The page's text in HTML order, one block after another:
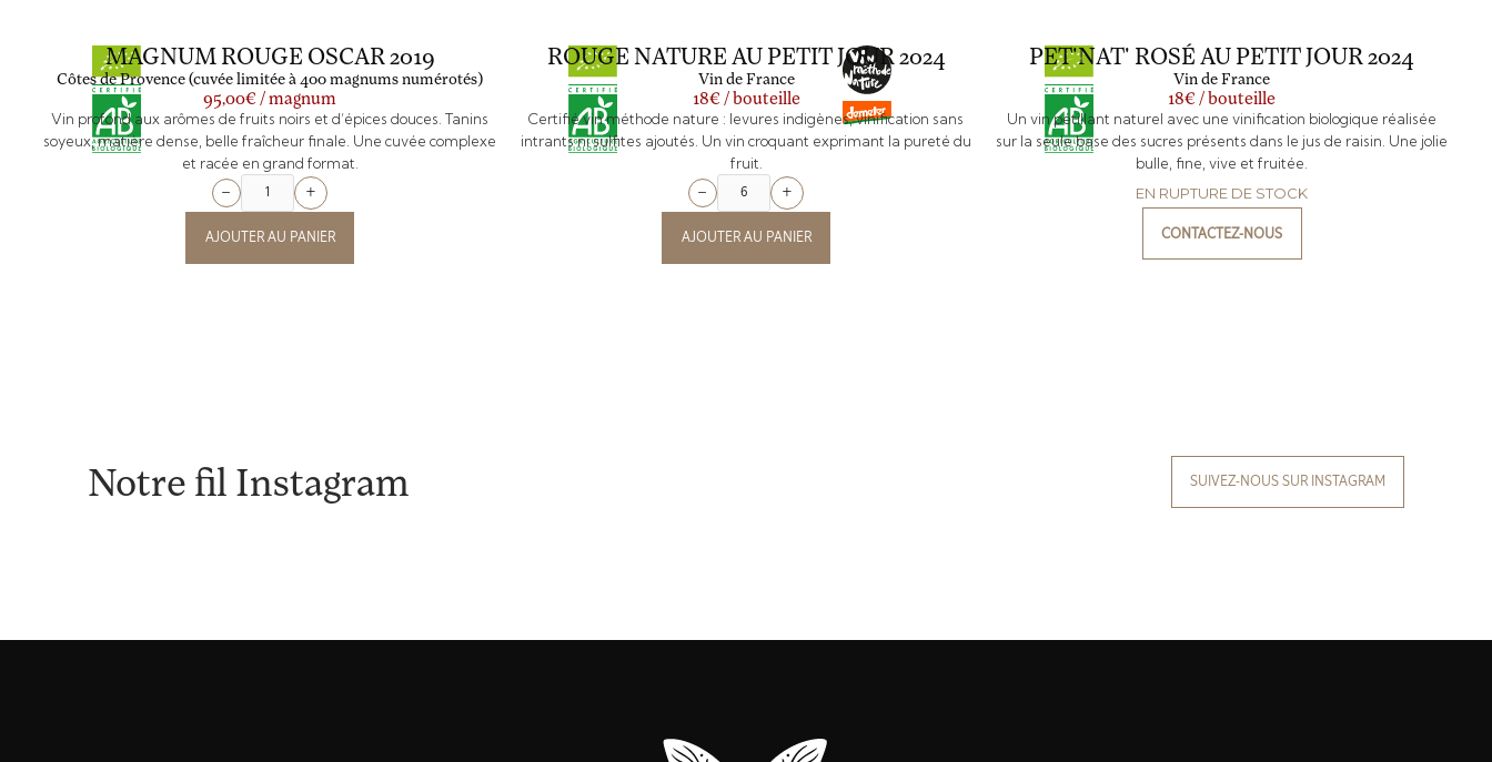
MAGNUM ROUGE OSCAR 2019
Côtes de Provence (cuvée limitée à 400 magnums numérotés)
95,00€ / magnum
Vin profond aux arômes de fruits noirs et d’épices douces. Tanins
soyeux, matière dense, belle fraîcheur finale. Une cuvée complexe
et racée en grand format.
− +
ROUGE NATURE AU PETIT JOUR 2024
Vin de France
18€ / bouteille
Certifié vin méthode nature : levures indigènes, vinification sans
intrants ni sulfites ajoutés. Un vin croquant exprimant la pureté du
fruit.
− +
PET'NAT' ROSÉ AU PETIT JOUR 2024
Vin de France
18€ / bouteille
Un vin pétillant naturel avec une vinification biologique réalisée
sur la seule base des sucres présents dans le jus de raisin. Une jolie
bulle, fine, vive et fruitée.
EN RUPTURE DE STOCK
CONTACTEZ-NOUS
Notre fil Instagram SUIVEZ-NOUS SUR INSTAGRAM